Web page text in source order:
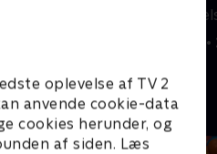
oplevelse af TV 2
anvende cookie-data
cookies herunder, og
af siden. Læs
20. november 2023